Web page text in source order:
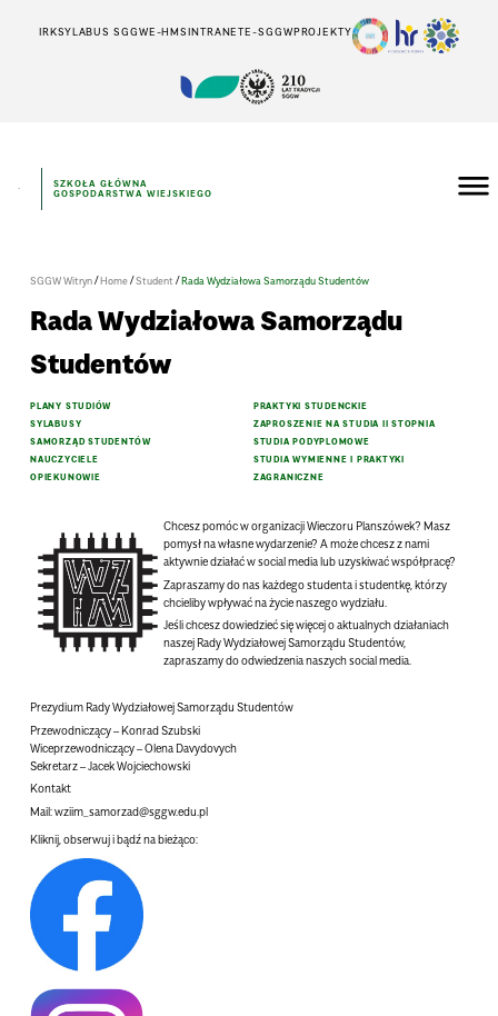
IRKSYLABUS SGGWE-HMSINTRANETE-SGGWPROJEKTY
SZKOŁA GŁÓWNA
GOSPODARSTWA WIEJSKIEGO
SGGW Witryn/Home/Student /Rada Wydziałowa Samorządu Studentów
Rada Wydziałowa Samorządu
Studentów
PLANY STUDIÓW
SYLABUSY
SAMORZĄD STUDENTÓW
NAUCZYCIELE
OPIEKUNOWIE
PRAKTYKI STUDENCKIE
ZAPROSZENIE NA STUDIA II STOPNIA
STUDIA PODYPLOMOWE
STUDIA WYMIENNE I PRAKTYKI
ZAGRANICZNE
Chcesz pomóc w organizacji Wieczoru Planszówek? Masz
pomysł na własne wydarzenie? A może chcesz z nami
aktywnie działać w social media lub uzyskiwać współpracę?
Zapraszamy do nas każdego studenta i studentkę, którzy
chcieliby wpływać na życie naszego wydziału.
Jeśli chcesz dowiedzieć się więcej o aktualnych działaniach
naszej Rady Wydziałowej Samorządu Studentów,
zapraszamy do odwiedzenia naszych social media.
Prezydium Rady Wydziałowej Samorządu Studentów
Przewodniczący – Konrad Szubski
Wiceprzewodniczący – Olena Davydovych
Sekretarz – Jacek Wojciechowski
Kontakt
Mail: wziim_samorzad@sggw.edu.pl
Kliknij, obserwuj i bądź na bieżąco: